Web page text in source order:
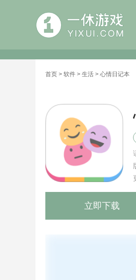
首页 > 软件 > 生活 > 心情日记本
立即下载